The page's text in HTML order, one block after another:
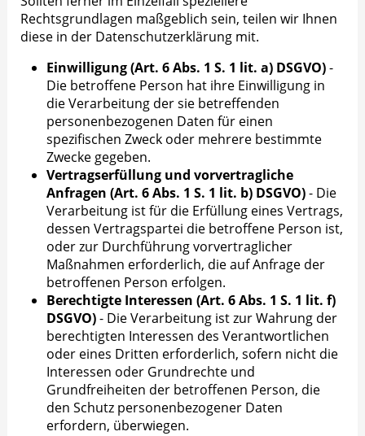
Rechtsgrundlagen maßgeblich sein, teilen wir Ihnen
diese in der Datenschutzerklärung mit.
Einwilligung (Art. 6 Abs. 1 S. 1 lit. a) DSGVO)-
Die betroffene Person hat ihre Einwilligung in
die Verarbeitung der sie betreffenden
personenbezogenen Daten für einen
spezifischen Zweck oder mehrere bestimmte
Zwecke gegeben.
Vertragserfüllung und vorvertragliche
Anfragen (Art. 6 Abs. 1 S. 1 lit. b) DSGVO)- Die
Verarbeitung ist für die Erfüllung eines Vertrags,
dessen Vertragspartei die betroffene Person ist,
oder zur Durchführung vorvertraglicher
Maßnahmen erforderlich, die auf Anfrage der
betroffenen Person erfolgen.
Berechtigte Interessen (Art. 6 Abs. 1 S. 1 lit. f)
DSGVO)- Die Verarbeitung ist zur Wahrung der
berechtigten Interessen des Verantwortlichen
oder eines Dritten erforderlich, sofern nicht die
Interessen oder Grundrechte und
Grundfreiheiten der betroffenen Person, die
den Schutz personenbezogener Daten
erfordern, überwiegen.